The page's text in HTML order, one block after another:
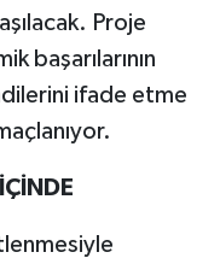
Proje
başarılarının
ifade etme